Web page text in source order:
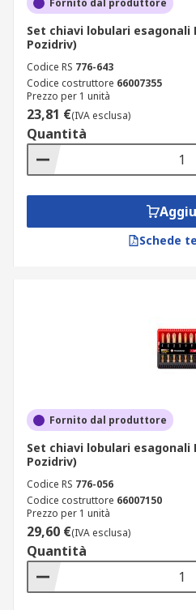
Fornito dal produttore
Set chiavi lobulari esagonali
Pozidriv)
Codice RS 776-643
Codice costruttore 66007355
Prezzo per 1 unità
23,81 €(IVA esclusa)
Quantità
Schede
Fornito dal produttore
Set chiavi lobulari esagonali
Pozidriv)
Codice RS 776-056
Codice costruttore 66007150
Prezzo per 1 unità
29,60 €(IVA esclusa)
Quantità